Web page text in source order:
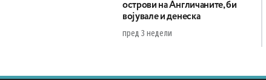
острови на Англичаните, би
војувале и денеска
пред 3 недели